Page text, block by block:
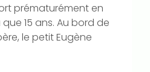
prématurément en
que 15 ans. Au bord de
le petit Eugène